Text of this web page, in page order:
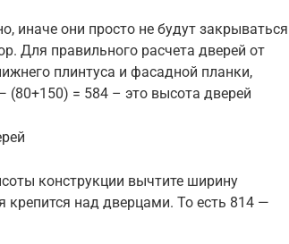
иначе они просто не будут закрываться
Для правильного расчета дверей от
плинтуса и фасадной планки,
(80+150) = 584 – это высота дверей
конструкции вычтите ширину
крепится над дверцами. То есть 814 —